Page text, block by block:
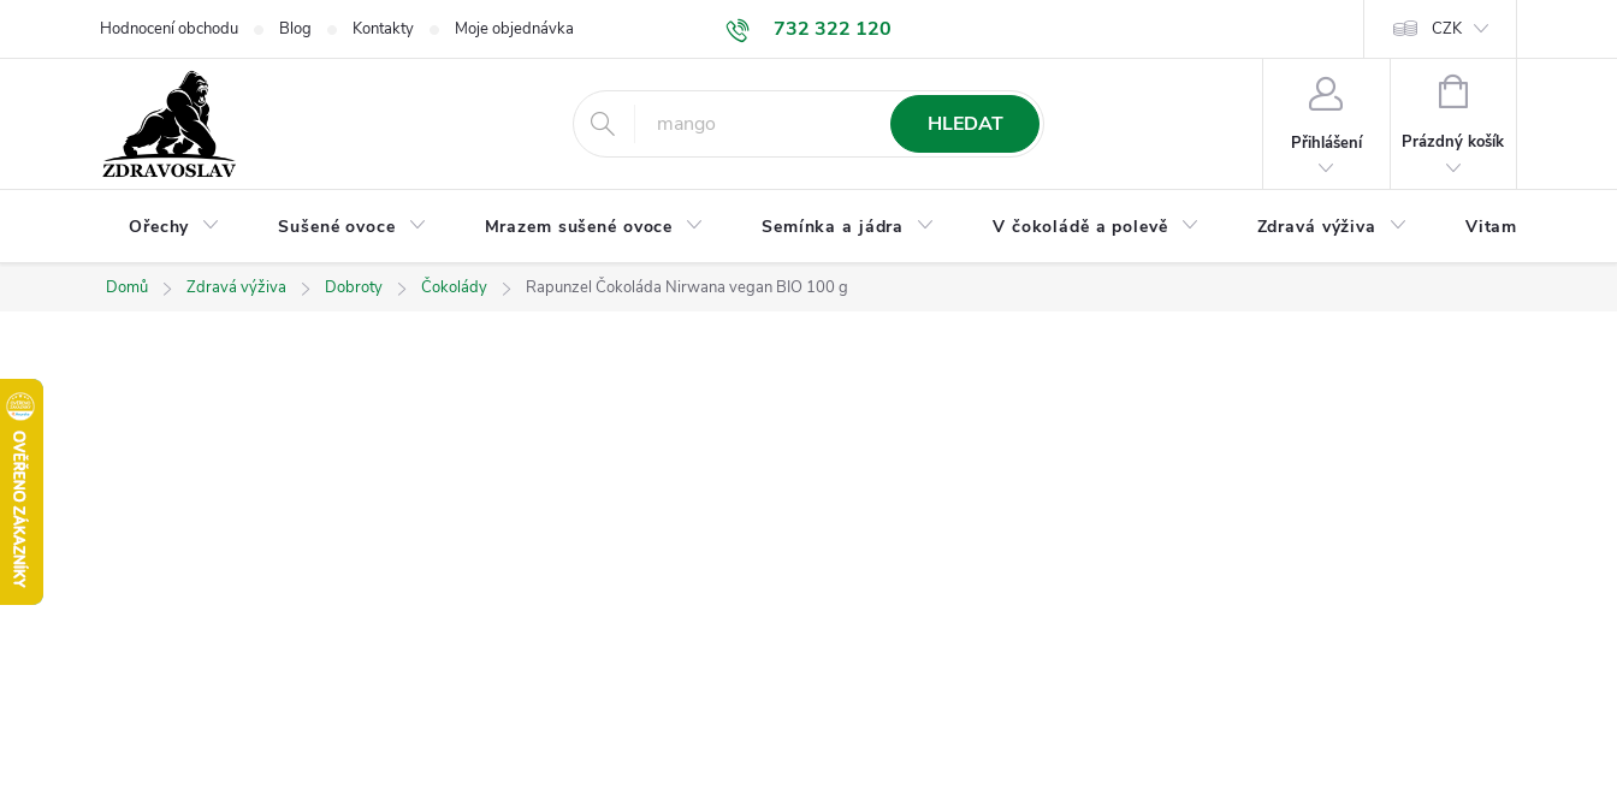
732 322 120
Hodnocení obchodu Blog Kontakty Moje objednávka GDPR a ochrana osobních údajů Jak nakupovat Formulář pro odstoupení od
CZK
HLEDAT
Přihlášení
NÁKUPNÍ
Prázdný košík
Ořechy Sušené ovoce Mrazem sušené ovoce Semínka a jádra V čokoládě a polevě Zdravá výživa Vitamíny a
Domů Zdravá výživa Dobroty Čokolády Rapunzel Čokoláda Nirwana vegan BIO 100 g